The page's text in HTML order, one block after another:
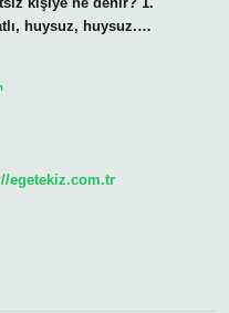
huysuz, huysuz.…
egetekiz.com.tr